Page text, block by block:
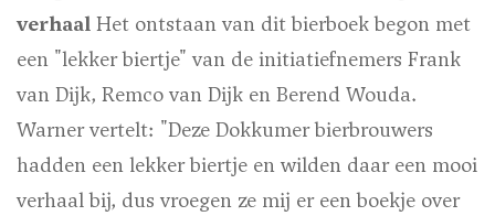
verhaal Het ontstaan van dit bierboek begon met
een "lekker biertje" van de initiatiefnemers Frank
van Dijk, Remco van Dijk en Berend Wouda.
Warner vertelt: "Deze Dokkumer bierbrouwers
hadden een lekker biertje en wilden daar een mooi
verhaal bij, dus vroegen ze mij er een boekje over